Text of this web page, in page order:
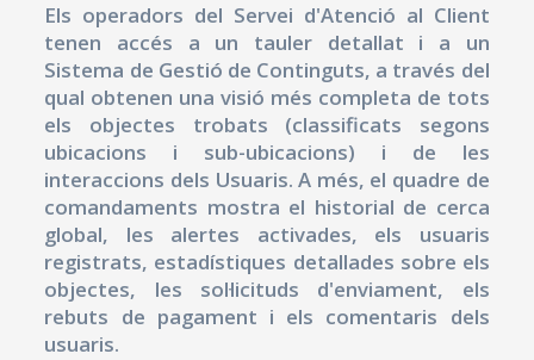
Els operadors del Servei d'Atenció al Client
tenen accés a un tauler detallat i a un
Sistema de Gestió de Continguts, a través del
qual obtenen una visió més completa de tots
els objectes trobats (classificats segons
ubicacions i sub-ubicacions) i de les
interaccions dels Usuaris. A més, el quadre de
comandaments mostra el historial de cerca
global, les alertes activades, els usuaris
registrats, estadístiques detallades sobre els
objectes, les sol·licituds d'enviament, els
rebuts de pagament i els comentaris dels
usuaris.